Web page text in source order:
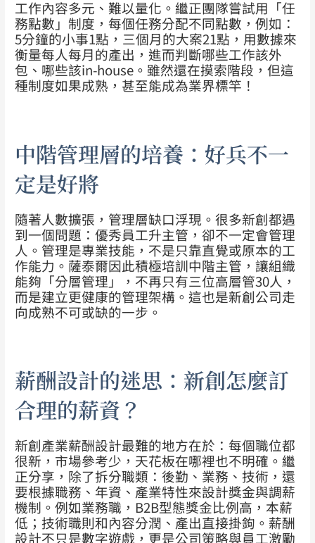
工作內容多元、難以量化。繼正團隊嘗試用「任
務點數」制度，每個任務分配不同點數，例如：
5分鐘的小事1點，三個月的大案21點，用數據來
衡量每人每月的產出，進而判斷哪些工作該外
包、哪些該in-house。雖然還在摸索階段，但這
種制度如果成熟，甚至能成為業界標竿！
中階管理層的培養：好兵不一
定是好將
隨著人數擴張，管理層缺口浮現。很多新創都遇
到一個問題：優秀員工升主管，卻不一定會管理
人。管理是專業技能，不是只靠直覺或原本的工
作能力。 薩泰爾因此積極培訓中階主管，讓組織
能夠「分層管理」，不再只有三位高層管30人，
而是建立更健康的管理架構。這也是新創公司走
向成熟不可或缺的一步。
薪酬設計的迷思：新創怎麼訂
合理的薪資？
新創產業薪酬設計最難的地方在於：每個職位都
很新，市場參考少，天花板在哪裡也不明確。繼
正分享，除了拆分職類：後勤、業務、技術，還
要根據職務、年資、產業特性來設計獎金與調薪
機制。例如業務職，B2B型態獎金比例高，本薪
低；技術職則和內容分潤、產出直接掛鉤。薪酬
設計不只是數字遊戲，更是公司策略與員工激勵